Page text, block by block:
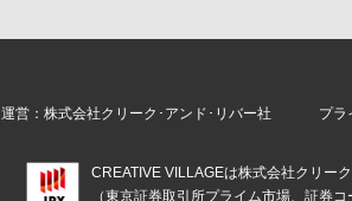
運営：株式会社クリーク･アンド･リバー社 プラ
CREATIVE VILLAGEは株式会社クリー
（東京証券取引所プライム市場、証券